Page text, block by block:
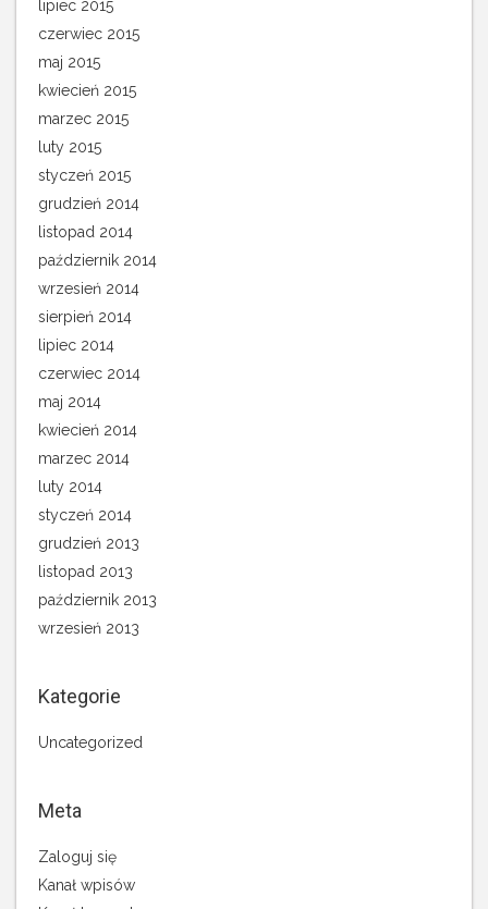
lipiec 2015
czerwiec 2015
maj 2015
kwiecień 2015
marzec 2015
luty 2015
styczeń 2015
grudzień 2014
listopad 2014
październik 2014
wrzesień 2014
sierpień 2014
lipiec 2014
czerwiec 2014
maj 2014
kwiecień 2014
marzec 2014
luty 2014
styczeń 2014
grudzień 2013
listopad 2013
październik 2013
wrzesień 2013
Kategorie
Uncategorized
Meta
Zaloguj się
Kanał wpisów